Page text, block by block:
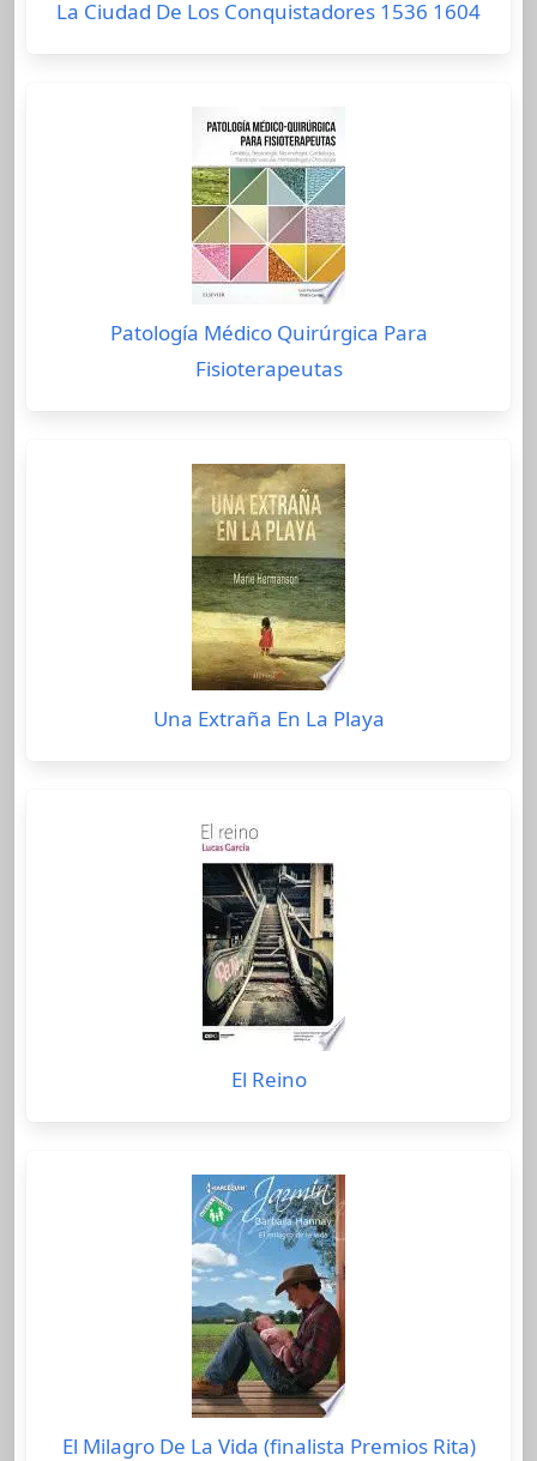
La Ciudad De Los Conquistadores 1536 1604
Patología Médico Quirúrgica Para
Fisioterapeutas
Una Extraña En La Playa
El Reino
El Milagro De La Vida (finalista Premios Rita)